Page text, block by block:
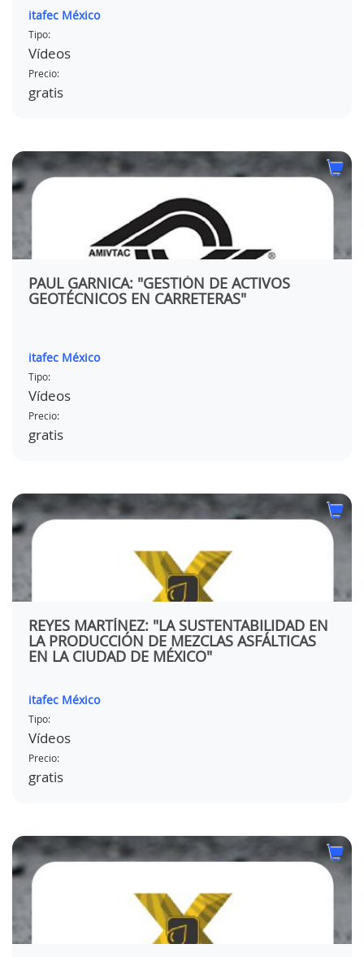
itafec México
Tipo:
Vídeos
Precio:
gratis
PAUL GARNICA: "GESTIÓN DE ACTIVOS
GEOTÉCNICOS EN CARRETERAS"
itafec México
Tipo:
Vídeos
Precio:
gratis
REYES MARTÍNEZ: "LA SUSTENTABILIDAD EN
LA PRODUCCIÓN DE MEZCLAS ASFÁLTICAS
EN LA CIUDAD DE MÉXICO"
itafec México
Tipo:
Vídeos
Precio:
gratis